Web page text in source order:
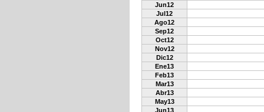
Jun12
Jul12
Ago12
Sep12
Oct12
Nov12
Dic12
Ene13
Feb13
Mar13
Abr13
May13
Jun13